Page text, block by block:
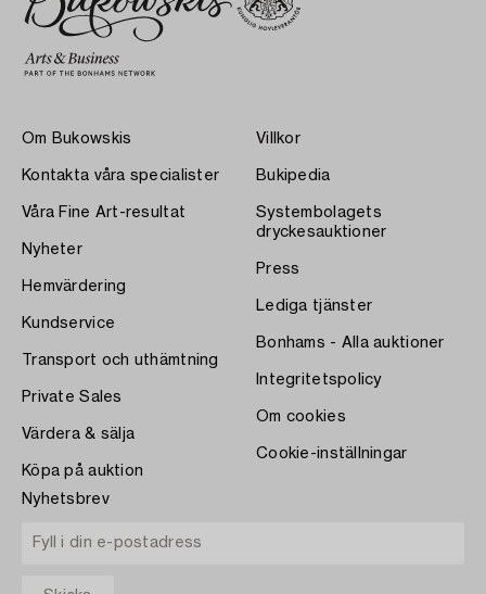
Om Bukowskis
Kontakta våra specialister
Våra Fine Art-resultat
Nyheter
Hemvärdering
Kundservice
Transport och uthämtning
Private Sales
Värdera & sälja
Köpa på auktion
Villkor
Bukipedia
Systembolagets
dryckesauktioner
Press
Lediga tjänster
Bonhams - Alla auktioner
Integritetspolicy
Om cookies
Cookie-inställningar
Nyhetsbrev